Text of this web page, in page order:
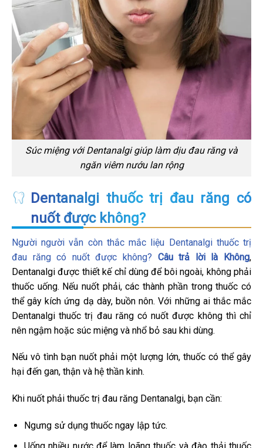
Súc miệng với Dentanalgi giúp làm dịu đau răng và
ngăn viêm nướu lan rộng
Dentanalgi thuốc trị đau răng có
nuốt được không?
Người người vẫn còn thắc mắc liệu Dentanalgi thuốc trị
đau răng có nuốt được không? Câu trả lời là Không,
Dentanalgi được thiết kế chỉ dùng để bôi ngoài, không phải
thuốc uống. Nếu nuốt phải, các thành phần trong thuốc có
thể gây kích ứng dạ dày, buồn nôn. Với những ai thắc mắc
Dentanalgi thuốc trị đau răng có nuốt được không thì chỉ
nên ngậm hoặc súc miệng và nhổ bỏ sau khi dùng.
Nếu vô tình bạn nuốt phải một lượng lớn, thuốc có thể gây
hại đến gan, thận và hệ thần kinh.
Khi nuốt phải thuốc trị đau răng Dentanalgi, bạn cần:
Ngưng sử dụng thuốc ngay lập tức.
Uống nhiều nước để làm loãng thuốc và đào thải thuốc